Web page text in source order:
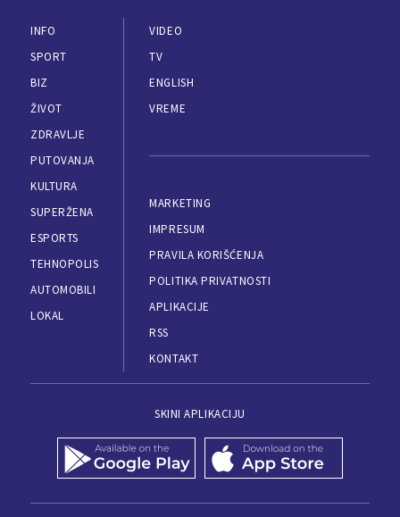
INFO
SPORT
BIZ
ŽIVOT
ZDRAVLJE
PUTOVANJA
KULTURA
SUPERŽENA
ESPORTS
TEHNOPOLIS
AUTOMOBILI
LOKAL
VIDEO
TV
ENGLISH
VREME
MARKETING
IMPRESUM
PRAVILA KORIŠĆENJA
POLITIKA PRIVATNOSTI
APLIKACIJE
RSS
KONTAKT
SKINI APLIKACIJU